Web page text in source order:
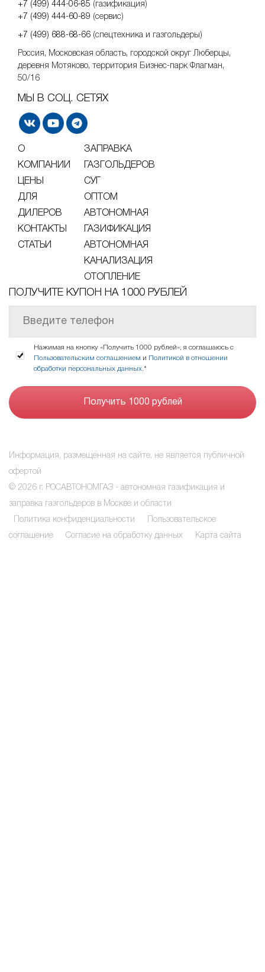
+7 (499) 444-06-85 (газификация)
+7 (499) 444-60-89 (сервис)
+7 (499) 688-68-66 (спецтехника и газгольдеры)
Россия, Московская область, городской округ Люберцы,
деревня Мотяково, территория Бизнес-парк Флагман,
50/16
МЫ В СОЦ. СЕТЯХ
О
КОМПАНИИ
ЦЕНЫ
ДЛЯ
ДИЛЕРОВ
КОНТАКТЫ
СТАТЬИ
ЗАПРАВКА
ГАЗГОЛЬДЕРОВ
СУГ
ОПТОМ
АВТОНОМНАЯ
ГАЗИФИКАЦИЯ
АВТОНОМНАЯ
КАНАЛИЗАЦИЯ
ОТОПЛЕНИЕ
ПОЛУЧИТЕ КУПОН НА 1000 РУБЛЕЙ
Нажимая на кнопку «Получить 1000 рублей», я соглашаюсь с
Пользовательским соглашением и Политикой в отношении
обработки персональных данных.*
Информация, размещенная на сайте, не является публичной
офертой
© 2026 г. РОСАВТОНОМГАЗ - автономная газификация и
заправка газгольдеров в Москве и области
Политика конфиденциальности Пользовательское
соглашение Согласие на обработку данных Карта сайта